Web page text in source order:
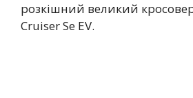
розкішний великий
Cruiser Se EV.